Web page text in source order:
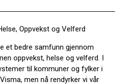
Oppvekst og Velferd
et bedre samfunn gjennom
oppvekst, helse og velferd. I
til kommuner og fylker i
men nå rendyrker vi vår